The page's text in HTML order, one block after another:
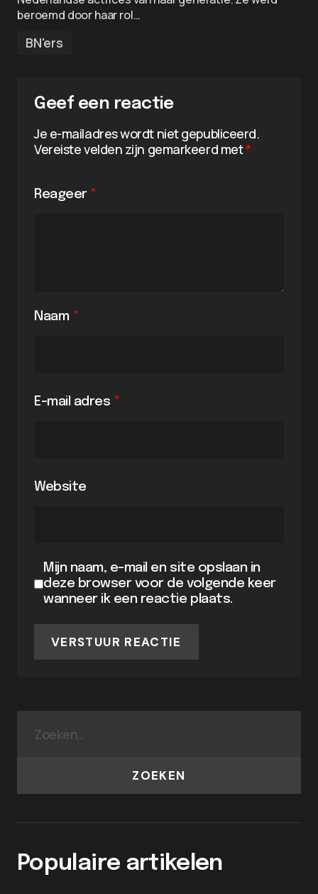
beroemd door haar rol…
BN'ers
Geef een reactie
Je e-mailadres wordt niet gepubliceerd.
Vereiste velden zijn gemarkeerd met*
Reageer *
Naam *
E-mail adres *
Website
Mijn naam, e-mail en site opslaan in
deze browser voor de volgende keer
wanneer ik een reactie plaats.
VERSTUUR REACTIE
ZOEKEN
Populaire artikelen